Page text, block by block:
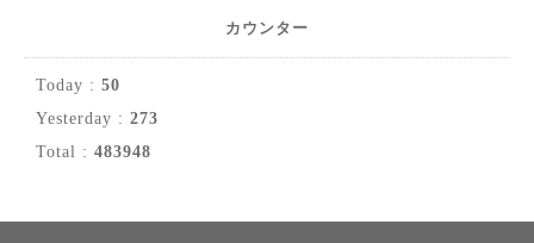
カウンター
Today : 50
Yesterday : 273
Total : 483948